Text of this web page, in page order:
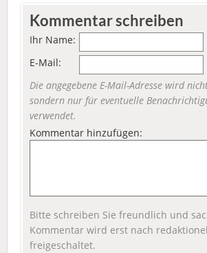
Kommentar schreiben
Ihr Name:
E-Mail:
Die angegebene E-Mail-Adresse wird
sondern nur für eventuelle
verwendet.
Kommentar hinzufügen:
Bitte schreiben Sie freundlich und
Kommentar wird erst nach
freigeschaltet.